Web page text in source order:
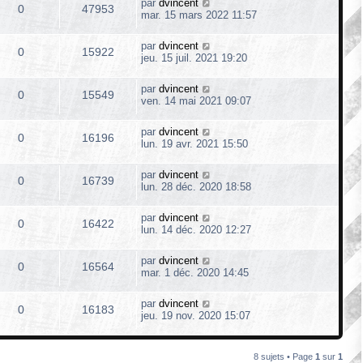
0 47953 par dvincent
mar. 15 mars 2022 11:57
0 15922 par dvincent
jeu. 15 juil. 2021 19:20
0 15549 par dvincent
ven. 14 mai 2021 09:07
0 16196 par dvincent
lun. 19 avr. 2021 15:50
0 16739 par dvincent
lun. 28 déc. 2020 18:58
0 16422 par dvincent
lun. 14 déc. 2020 12:27
0 16564 par dvincent
mar. 1 déc. 2020 14:45
0 16183 par dvincent
jeu. 19 nov. 2020 15:07
8 sujets • Page 1 sur 1